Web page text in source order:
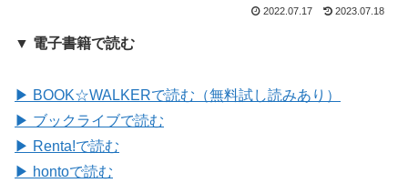
2022.07.17 2023.07.18
▼ 電子書籍で読む
▶ BOOK☆WALKERで読む（無料試し読みあり）
▶ ブックライブで読む
▶ Renta!で読む
▶ hontoで読む